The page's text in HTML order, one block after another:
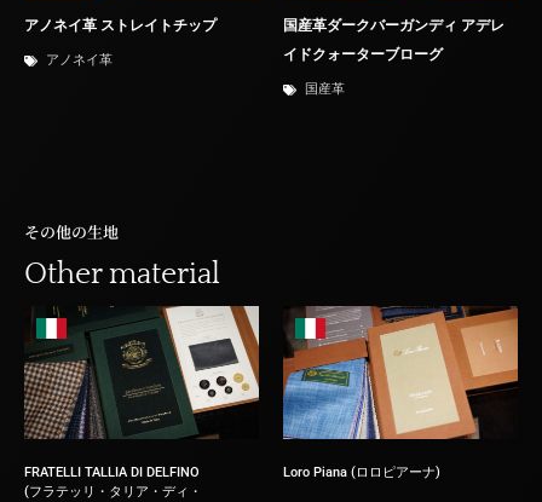
アノネイ革 ストレイトチップ
アノネイ革
国産革ダークバーガンディ アデレ
イドクォーターブローグ
国産革
その他の生地
Other material
FRATELLI TALLIA DI DELFINO
(フラテッリ・タリア・ディ・
Loro Piana (ロロピアーナ)